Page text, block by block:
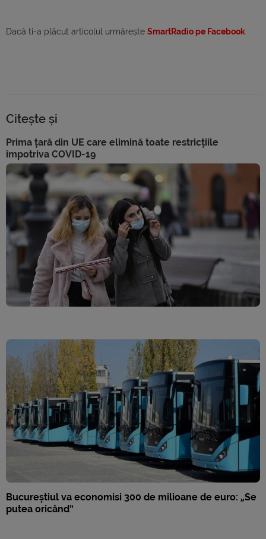
Dacă ti-a plăcut articolul urmărește SmartRadio pe Facebook
Citește și
Prima țară din UE care elimină toate restricțiile
împotriva COVID-19
Bucureștiul va economisi 300 de milioane de euro: „Se
putea oricând”